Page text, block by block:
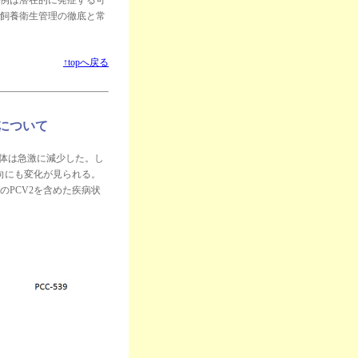
養衛生管理の徹底と常
↑topへ戻る
ついて
は急激に減少した。し
も変化が見られる。
PCV2を含めた疾病状